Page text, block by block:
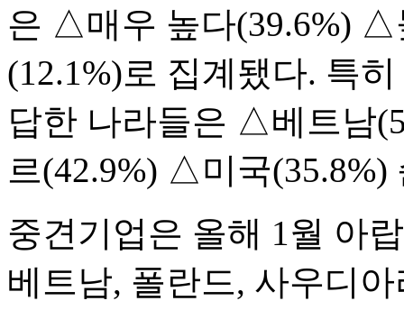
은 △매우 높다(39.6%)
(12.1%)로 집계됐다. 특
답한 나라들은 △베트남
르(42.9%) △미국(35.8%)
중견기업은 올해 1월 아
베트남, 폴란드, 사우디